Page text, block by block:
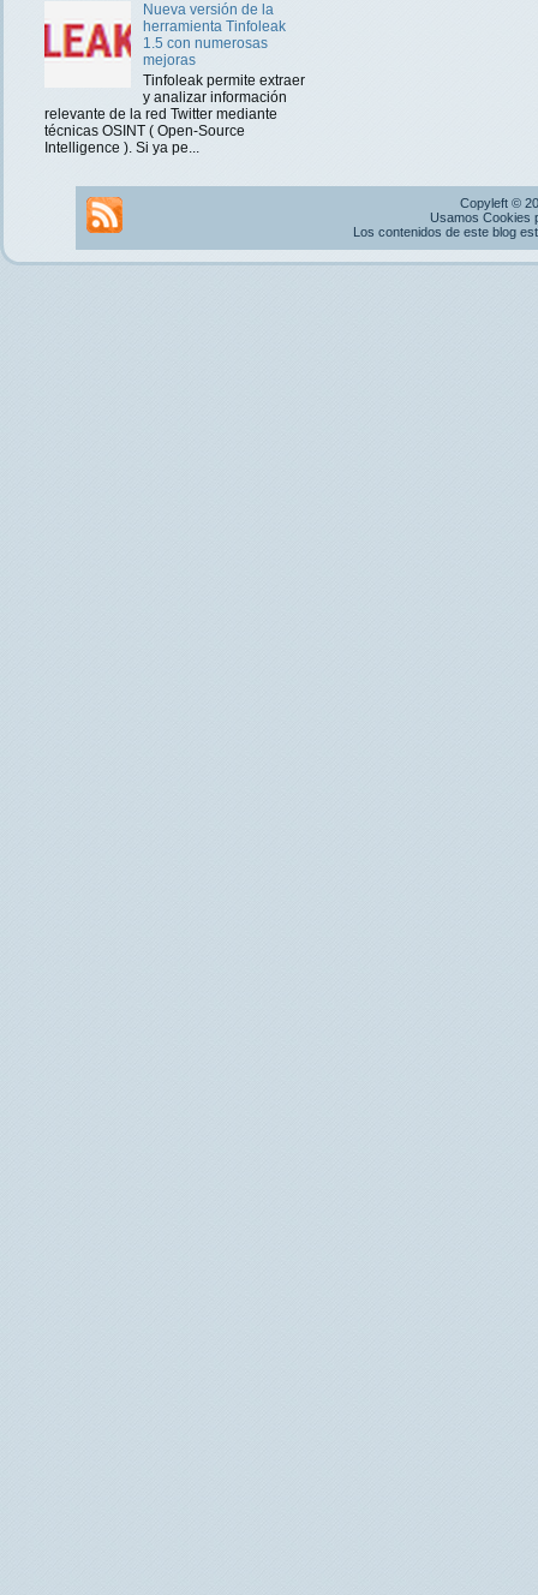
Nueva versión de la
herramienta Tinfoleak
1.5 con numerosas
mejoras
Tinfoleak permite extraer
y analizar información
relevante de la red Twitter mediante
técnicas OSINT ( Open-Source
Intelligence ). Si ya pe...
Copyleft ©
Usamos Cookies
Los contenidos de este blog